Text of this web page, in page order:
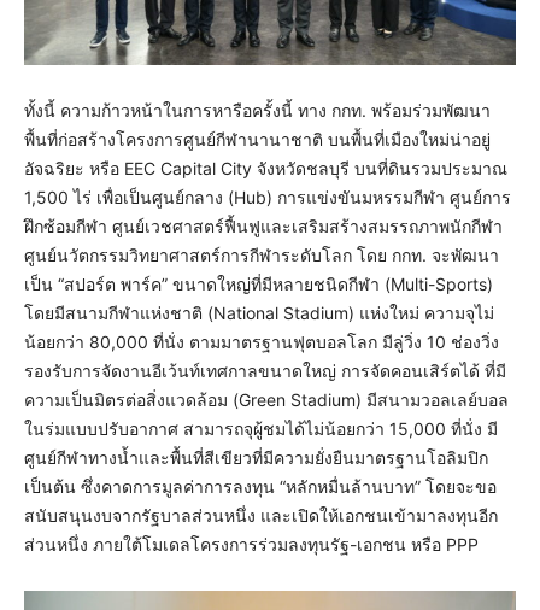
ทั้งนี้ ความก้าวหน้าในการหารือครั้งนี้ ทาง กกท. พร้อมร่วมพัฒนา
พื้นที่ก่อสร้างโครงการศูนย์กีฬานานาชาติ บนพื้นที่เมืองใหม่น่าอยู่
อัจฉริยะ หรือ EEC Capital City จังหวัดชลบุรี บนที่ดินรวมประมาณ
1,500 ไร่ เพื่อเป็นศูนย์กลาง (Hub) การแข่งขันมหรรมกีฬา ศูนย์การ
ฝึกซ้อมกีฬา ศูนย์เวชศาสตร์ฟื้นฟูและเสริมสร้างสมรรถภาพนักกีฬา
ศูนย์นวัตกรรมวิทยาศาสตร์การกีฬาระดับโลก โดย กกท. จะพัฒนา
เป็น “สปอร์ต พาร์ค” ขนาดใหญ่ที่มีหลายชนิดกีฬา (Multi-Sports)
โดยมีสนามกีฬาแห่งชาติ (National Stadium) แห่งใหม่ ความจุไม่
น้อยกว่า 80,000 ที่นั่ง ตามมาตรฐานฟุตบอลโลก มีลู่วิ่ง 10 ช่องวิ่ง
รองรับการจัดงานอีเว้นท์เทศกาลขนาดใหญ่ การจัดคอนเสิร์ตได้ ที่มี
ความเป็นมิตรต่อสิ่งแวดล้อม (Green Stadium) มีสนามวอลเลย์บอล
ในร่มแบบปรับอากาศ สามารถจุผู้ชมได้ไม่น้อยกว่า 15,000 ที่นั่ง มี
ศูนย์กีฬาทางน้ำและพื้นที่สีเขียวที่มีความยั่งยืนมาตรฐานโอลิมปิก
เป็นต้น ซึ่งคาดการมูลค่าการลงทุน “หลักหมื่นล้านบาท” โดยจะขอ
สนับสนุนงบจากรัฐบาลส่วนหนึ่ง และเปิดให้เอกชนเข้ามาลงทุนอีก
ส่วนหนึ่ง ภายใต้โมเดลโครงการร่วมลงทุนรัฐ-เอกชน หรือ PPP